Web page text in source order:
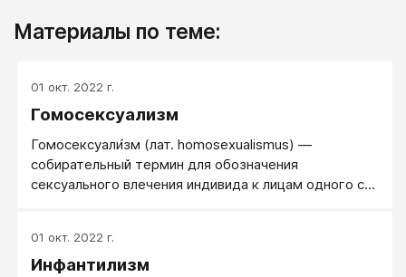
Материалы по теме:
01 окт. 2022 г.
Гомосексуализм
Гомосексуали́зм (лат. homosexualismus) —
собирательный термин для обозначения
сексуального влeчения индивида к лицам одного с
01 окт. 2022 г.
Инфантилизм